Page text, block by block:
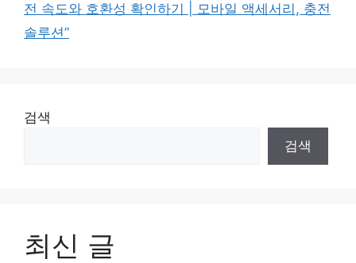
전 속도와 호환성 확인하기 | 모바일 액세서리, 충전
솔루션”
검색
검색
최신 글